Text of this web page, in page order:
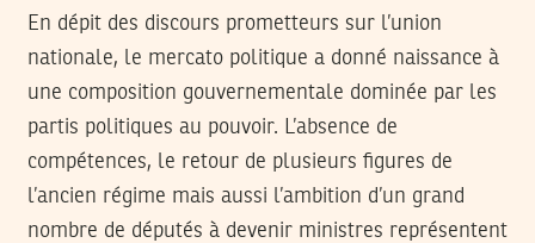
En dépit des discours prometteurs sur l’union
nationale, le mercato politique a donné naissance à
une composition gouvernementale dominée par les
partis politiques au pouvoir. L’absence de
compétences, le retour de plusieurs figures de
l’ancien régime mais aussi l’ambition d’un grand
nombre de députés à devenir ministres représentent